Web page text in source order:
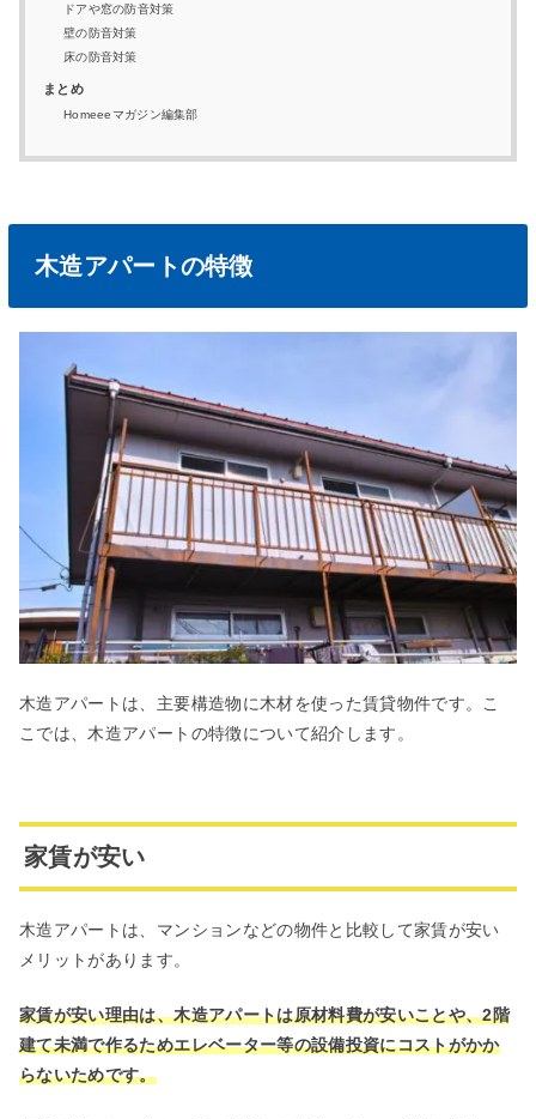
ドアや窓の防音対策
壁の防音対策
床の防音対策
まとめ
Homeeeマガジン編集部
木造アパートの特徴
木造アパートは、主要構造物に木材を使った賃貸物件です。こ
こでは、木造アパートの特徴について紹介します。
家賃が安い
木造アパートは、マンションなどの物件と比較して家賃が安い
メリットがあります。
家賃が安い理由は、木造アパートは原材料費が安いことや、2階
建て未満で作るためエレベーター等の設備投資にコストがかか
らないためです。